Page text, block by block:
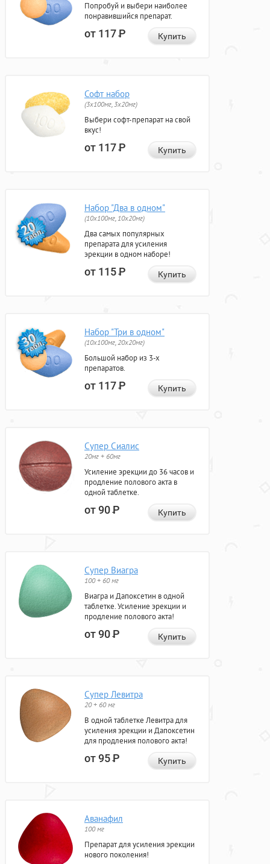
Попробуй и выбери наиболее
понравившийся препарат.
от 117Р Купить
Софт набор
(3x100мг, 3x20мг)
Выбери софт-препарат на свой
вкус!
от 117Р Купить
Набор "Два в одном"
(10x100мг, 10x20мг)
Два самых популярных
препарата для усиления
эрекции в одном наборе!
от 115Р Купить
Набор "Три в одном"
(10x100мг, 20x20мг)
Большой набор из 3-х
препаратов.
от 117Р Купить
Супер Сиалис
20мг + 60мг
Усиление эрекции до 36 часов и
продление полового акта в
одной таблетке.
от 90Р Купить
Супер Виагра
100 + 60 мг
Виагра и Дапоксетин в одной
таблетке. Усиление эрекции и
продление полового акта!
от 90Р Купить
Супер Левитра
20 + 60 мг
В одной таблетке Левитра для
усиления эрекции и Дапоксетин
для продления полового акта!
от 95Р Купить
Аванафил
100 мг
Препарат для усиления эрекции
нового поколения!